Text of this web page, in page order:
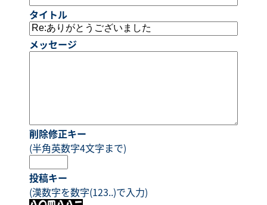
タイトル
メッセージ
削除修正キー
(半角英数字4文字まで)
投稿キー
(漢数字を数字(123..)で入力)